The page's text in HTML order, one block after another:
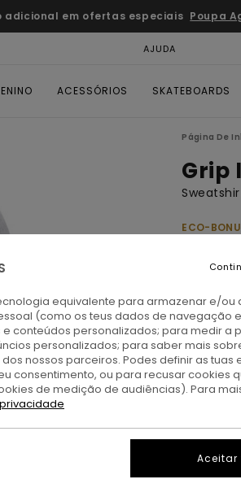
adicional em ofertas especiais Poupa
AJUDA
ACESSÓRIOS SKATEBOARDS
Página De
Grip
ECO-
€
OFERTAS
DUPLA
CorMid
equivalente para armazenar e/ou
(como os teus dados de navegação
conteúdos personalizados; para medir a
personalizados; para saber mais
nossos parceiros. Podes definir as tuas
consentimento, ou para recusar cookies
de medição de audiências). Para
Aceitar